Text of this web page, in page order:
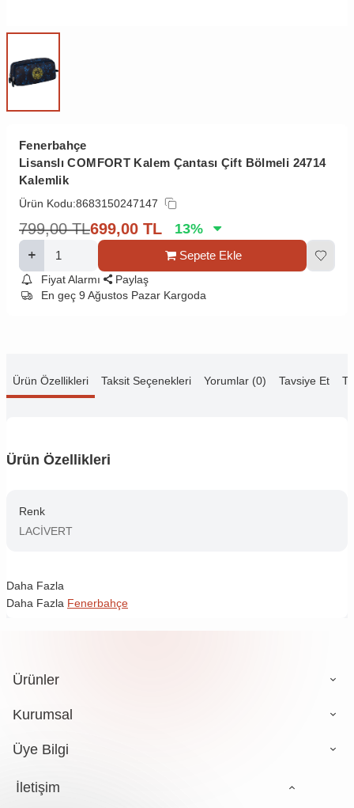
Fenerbahçe
Lisanslı COMFORT Kalem Çantası Çift Bölmeli 24714
Kalemlik
Ürün Kodu:8683150247147
799,00 TL699,00 TL 13%
Sepete Ekle
Fiyat Alarmı
Paylaş
En geç 9 Ağustos Pazar Kargoda
Ürün Özellikleri Taksit Seçenekleri Yorumlar (0) Tavsiye Et
Ürün Özellikleri
Renk
LACİVERT
Daha Fazla
Daha Fazla Fenerbahçe
Ürünler
Kurumsal
Üye Bilgi
İletişim